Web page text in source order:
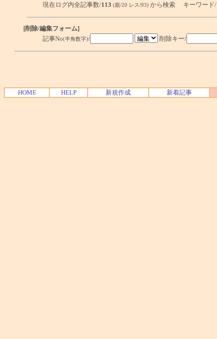
現在ログ内全記事数/113 (親/20 レス/93) から検索 キーワー
[削除/編集フォーム]
記事No(半角数字)/ 削除キー/
HOME HELP 新規作成 新着記事